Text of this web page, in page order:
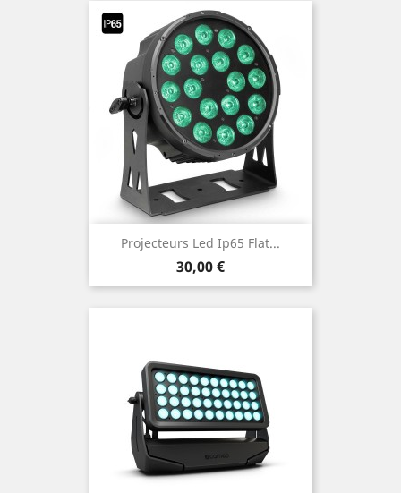
Projecteurs Led Ip65 Flat...
Prix
30,00 €